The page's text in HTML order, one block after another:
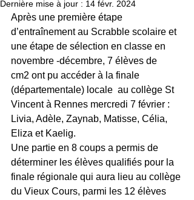
Dernière mise à jour : 14 févr. 2024
Après une première étape
d’entraînement au Scrabble scolaire et
une étape de sélection en classe en
novembre -décembre, 7 élèves de
cm2 ont pu accéder à la finale
(départementale) locale  au collège St
Vincent à Rennes mercredi 7 février :
Livia, Adèle, Zaynab, Matisse, Célia,
Eliza et Kaelig.
Une partie en 8 coups a permis de
déterminer les élèves qualifiés pour la
finale régionale qui aura lieu au collège
du Vieux Cours, parmi les 12 élèves